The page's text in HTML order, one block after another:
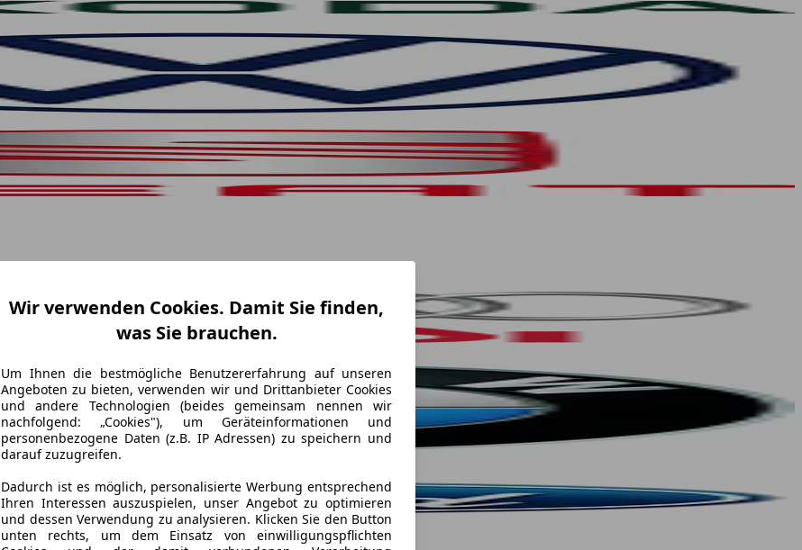
Wir verwenden Cookies. Damit Sie finden,
was Sie brauchen.
Um Ihnen die bestmögliche Benutzererfahrung auf unseren
Angeboten zu bieten, verwenden wir und Drittanbieter Cookies
und andere Technologien (beides gemeinsam nennen wir
nachfolgend: „Cookies"), um Geräteinformationen und
personenbezogene Daten (z.B. IP Adressen) zu speichern und
darauf zuzugreifen.
Dadurch ist es möglich, personalisierte Werbung entsprechend
Ihren Interessen auszuspielen, unser Angebot zu optimieren
und dessen Verwendung zu analysieren. Klicken Sie den Button
unten rechts, um dem Einsatz von einwilligungspflichten